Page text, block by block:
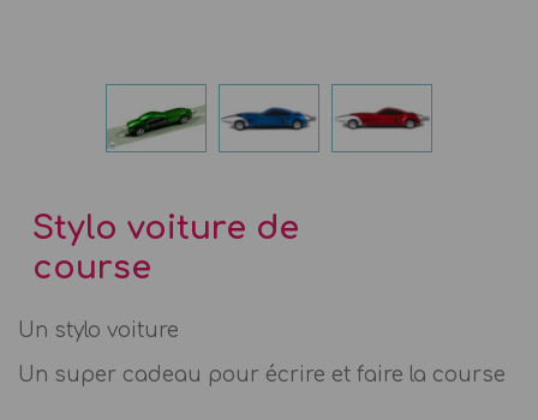
Stylo voiture de
course
Un stylo voiture
Un super cadeau pour écrire et faire la course